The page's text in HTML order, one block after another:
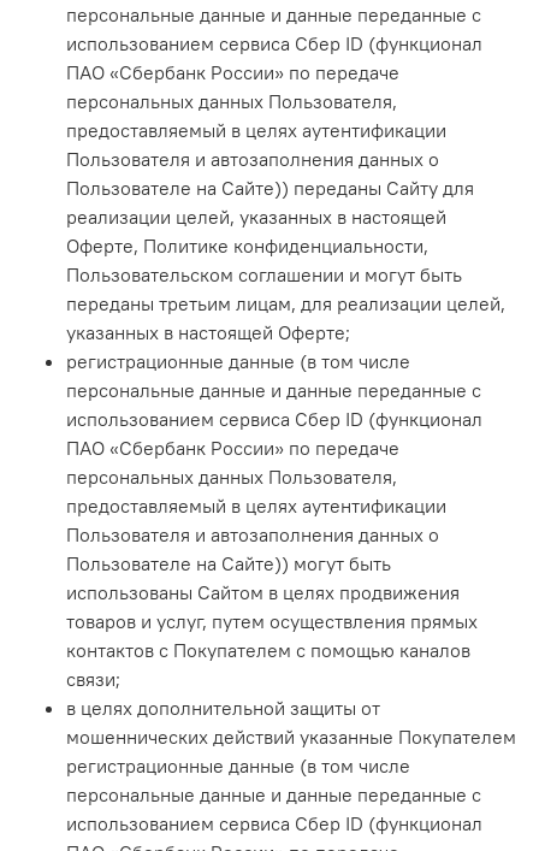
персональные данные и данные переданные с
использованием сервиса Сбер ID (функционал
ПАО «Сбербанк России» по передаче
персональных данных Пользователя,
предоставляемый в целях аутентификации
Пользователя и автозаполнения данных о
Пользователе на Сайте)) переданы Сайту для
реализации целей, указанных в настоящей
Оферте, Политике конфиденциальности,
Пользовательском соглашении и могут быть
переданы третьим лицам, для реализации целей,
указанных в настоящей Оферте;
регистрационные данные (в том числе
персональные данные и данные переданные с
использованием сервиса Сбер ID (функционал
ПАО «Сбербанк России» по передаче
персональных данных Пользователя,
предоставляемый в целях аутентификации
Пользователя и автозаполнения данных о
Пользователе на Сайте)) могут быть
использованы Сайтом в целях продвижения
товаров и услуг, путем осуществления прямых
контактов с Покупателем с помощью каналов
связи;
в целях дополнительной защиты от
мошеннических действий указанные Покупателем
регистрационные данные (в том числе
персональные данные и данные переданные с
использованием сервиса Сбер ID (функционал